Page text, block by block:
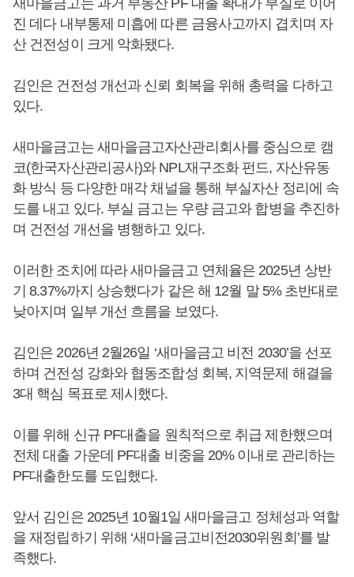
새마을금고는 과거 부동산 PF 대출 확대가 부실로 이어
진 데다 내부통제 미흡에 따른 금융사고까지 겹치며 자
산 건전성이 크게 악화됐다.
김인은 건전성 개선과 신뢰 회복을 위해 총력을 다하고
있다.
새마을금고는 새마을금고자산관리회사를 중심으로 캠
코(한국자산관리공사)와 NPL재구조화 펀드, 자산유동
화 방식 등 다양한 매각 채널을 통해 부실자산 정리에 속
도를 내고 있다. 부실 금고는 우량 금고와 합병을 추진하
며 건전성 개선을 병행하고 있다.
이러한 조치에 따라 새마을금고 연체율은 2025년 상반
기 8.37%까지 상승했다가 같은 해 12월 말 5% 초반대로
낮아지며 일부 개선 흐름을 보였다.
김인은 2026년 2월26일 ‘새마을금고 비전 2030’을 선포
하며 건전성 강화와 협동조합성 회복, 지역문제 해결을
3대 핵심 목표로 제시했다.
이를 위해 신규 PF대출을 원칙적으로 취급 제한했으며
전체 대출 가운데 PF대출 비중을 20% 이내로 관리하는
PF대출한도를 도입했다.
앞서 김인은 2025년 10월1일 새마을금고 정체성과 역할
을 재정립하기 위해 ‘새마을금고비전2030위원회’를 발
족했다.